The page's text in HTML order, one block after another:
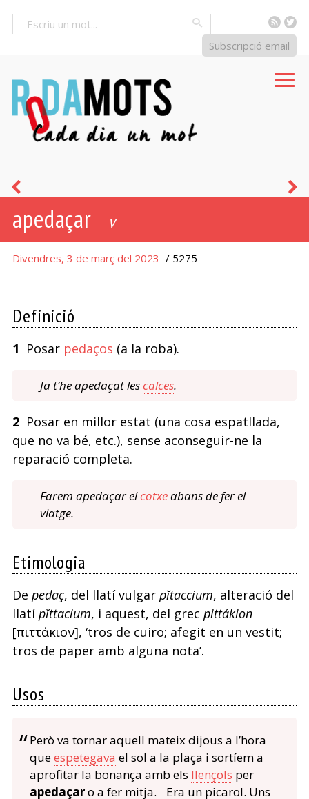
RSS
Subscripció email
apedaçar v
Divendres, 3 de març del 2023 / 5275
Definició
1 Posar pedaços (a la roba).
Ja t’he apedaçat lescalces.
2Posar en millor estat (una cosa espatllada,
que no va bé, etc.), sense aconseguir-ne la
reparació completa.
Farem apedaçar elcotxeabans de fer el
viatge.
Etimologia
De pedaç, del llatí vulgar pĭtaccium, alteració del
llatípĭttacium, i aquest, del grec pittákion
[πιττάκιον], ‘tros de cuiro; afegit en un vestit;
tros de paper amb alguna nota’.
Usos
Però va tornar aquell mateix dijous a l’hora
queespetegava el sol a la plaça i sortíem a
aprofitar la bonança amb els llençols per
apedaçaro a fer mitja. Era un picarol. Uns
cuguç